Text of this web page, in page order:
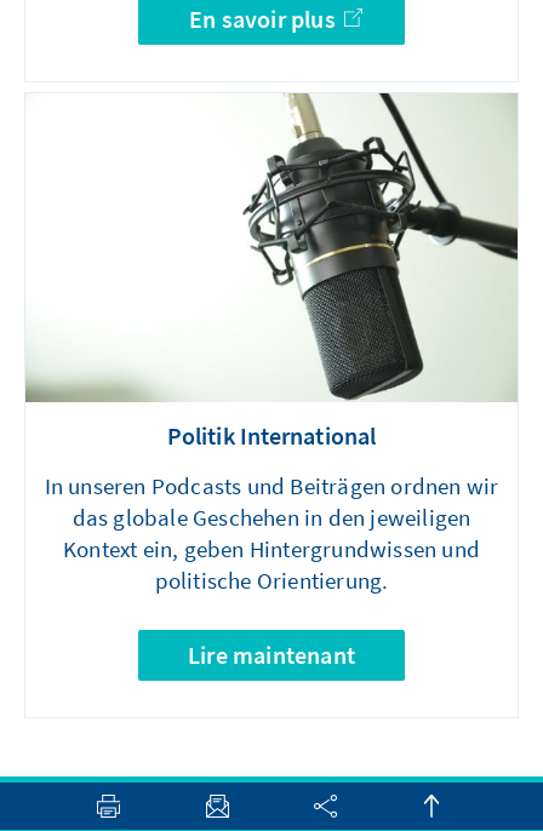
En savoir plus
Politik International
In unseren Podcasts und Beiträgen ordnen wir
das globale Geschehen in den jeweiligen
Kontext ein, geben Hintergrundwissen und
politische Orientierung.
Lire maintenant